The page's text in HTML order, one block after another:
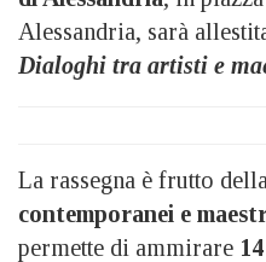
Alessandria, sarà
Dialoghi tra artisti e
La rassegna è frutto della
contemporanei e
permette di ammirare